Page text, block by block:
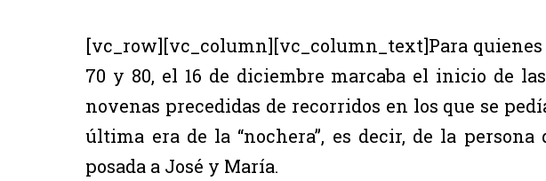
[vc_row][vc_column][vc_column_text]Para quienes
70 y 80, el 16 de diciembre marcaba el inicio de
novenas precedidas de recorridos en los que se
última era de la “nochera”, es decir, de la persona
posada a José y María.